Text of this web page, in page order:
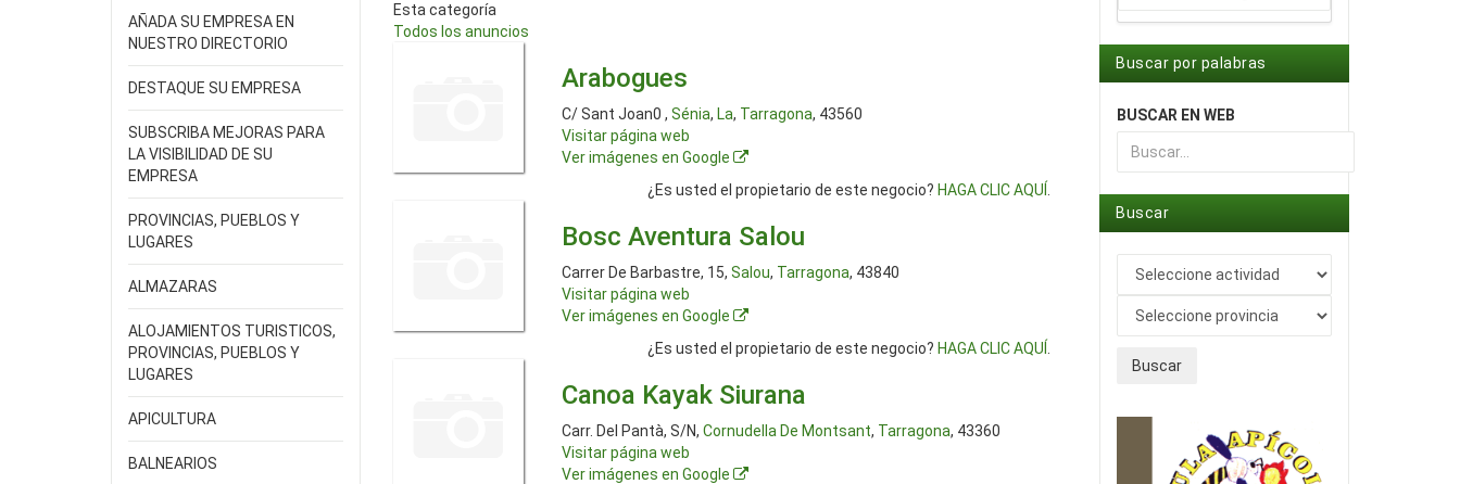
Esta categoría
Todos los anuncios
Arabogues
C/ Sant Joan0 , Sénia, La, Tarragona, 43560
Visitar página web
Ver imágenes en Google
¿Es usted el propietario de este negocio? HAGA CLIC AQUÍ
Bosc Aventura Salou
Carrer De Barbastre, 15, Salou, Tarragona, 43840
Visitar página web
Ver imágenes en Google
¿Es usted el propietario de este negocio? HAGA CLIC AQUÍ
Canoa Kayak Siurana
Carr. Del Pantà, S/N, Cornudella De Montsant, Tarragona, 43360
Visitar página web
Ver imágenes en Google
AÑADA SU EMPRESA EN
NUESTRO DIRECTORIO
DESTAQUE SU EMPRESA
SUBSCRIBA MEJORAS PARA
LA VISIBILIDAD DE SU
EMPRESA
PROVINCIAS, PUEBLOS Y
LUGARES
ALMAZARAS
ALOJAMIENTOS TURISTICOS,
PROVINCIAS, PUEBLOS Y
LUGARES
APICULTURA
BALNEARIOS
Buscar por palabras
BUSCAR EN WEB
Buscar
Buscar